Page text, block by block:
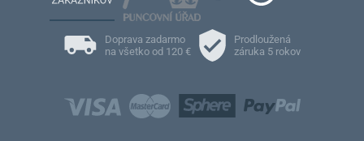
Doprava zadarmo
na všetko od 120 €
Prodloužená
záruka 5 rokov